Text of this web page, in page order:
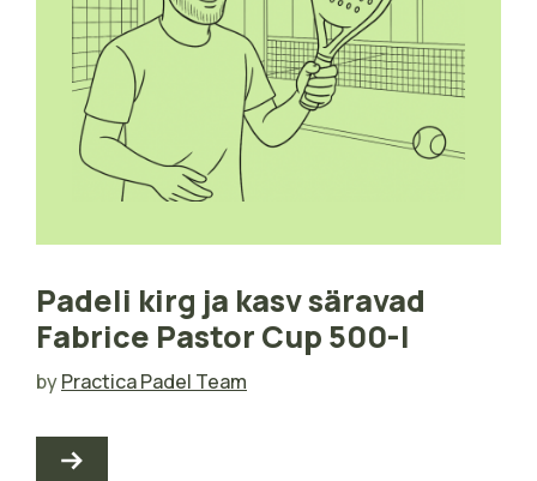
Padeli kirg ja kasv säravad
Fabrice Pastor Cup 500-l
byPractica Padel Team